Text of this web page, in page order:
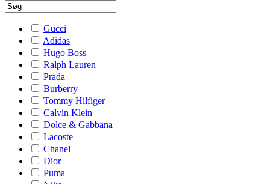
Gucci
Adidas
Hugo Boss
Ralph Lauren
Prada
Burberry
Tommy Hilfiger
Calvin Klein
Dolce & Gabbana
Lacoste
Chanel
Dior
Puma